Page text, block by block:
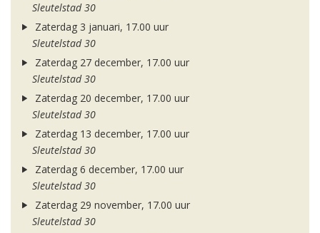
Sleutelstad 30
Zaterdag 3 januari, 17.00 uur
Sleutelstad 30
Zaterdag 27 december, 17.00 uur
Sleutelstad 30
Zaterdag 20 december, 17.00 uur
Sleutelstad 30
Zaterdag 13 december, 17.00 uur
Sleutelstad 30
Zaterdag 6 december, 17.00 uur
Sleutelstad 30
Zaterdag 29 november, 17.00 uur
Sleutelstad 30